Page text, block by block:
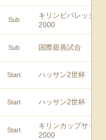
Sub
キリンビバレッジ
2000
Sub 国際親善試合
Start ハッサン2世杯
Start ハッサン2世杯
Start
キリンカップサッカ
2000